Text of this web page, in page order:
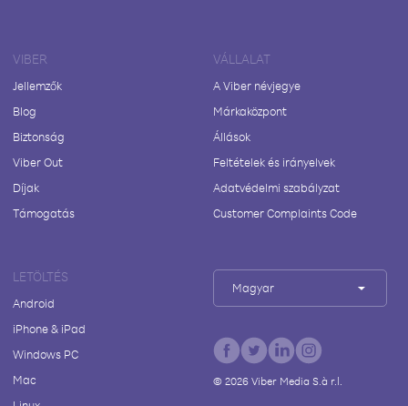
VIBER
Jellemzők
Blog
Biztonság
Viber Out
Díjak
Támogatás
VÁLLALAT
A Viber névjegye
Márkaközpont
Állások
Feltételek és irányelvek
Adatvédelmi szabályzat
Customer Complaints Code
LETÖLTÉS
Android
iPhone & iPad
Windows PC
Mac
Magyar
© 2026Viber Media S.à r.l.